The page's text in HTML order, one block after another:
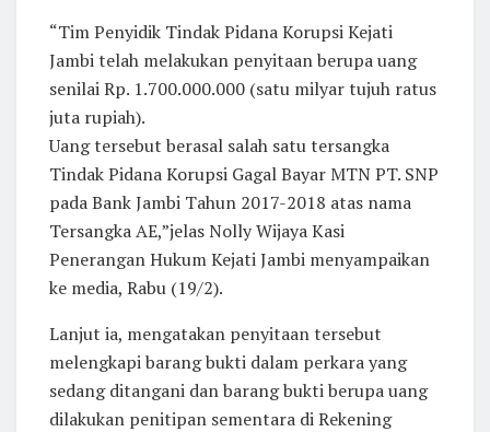
“Tim Penyidik Tindak Pidana Korupsi Kejati
Jambi telah melakukan penyitaan berupa uang
senilai Rp. 1.700.000.000 (satu milyar tujuh ratus
juta rupiah).
Uang tersebut berasal salah satu tersangka
Tindak Pidana Korupsi Gagal Bayar MTN PT. SNP
pada Bank Jambi Tahun 2017-2018 atas nama
Tersangka AE,”jelas Nolly Wijaya Kasi
Penerangan Hukum Kejati Jambi menyampaikan
ke media, Rabu (19/2).
Lanjut ia, mengatakan penyitaan tersebut
melengkapi barang bukti dalam perkara yang
sedang ditangani dan barang bukti berupa uang
dilakukan penitipan sementara di Rekening